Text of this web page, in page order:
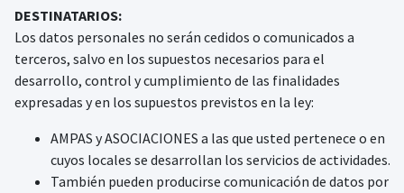
DESTINATARIOS:
Los datos personales no serán cedidos o comunicados a
terceros, salvo en los supuestos necesarios para el
desarrollo, control y cumplimiento de las finalidades
expresadas y en los supuestos previstos en la ley:
AMPAS y ASOCIACIONES a las que usted pertenece o en
cuyos locales se desarrollan los servicios de actividades.
También pueden producirse comunicación de datos por